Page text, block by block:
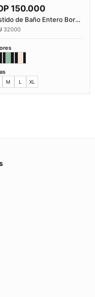
Comprar Ahora
150.000
Vestido de Baño Entero Boracay
32000
M L XL